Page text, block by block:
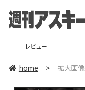
レビュー
home > 拡大画像